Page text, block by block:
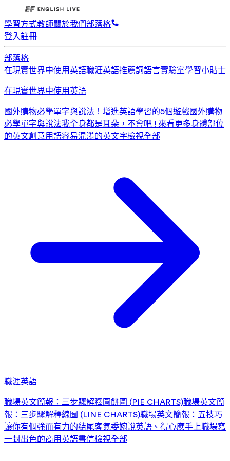
學習方式教師關於我們部落格
登入註冊
部落格
在現實世界中使用英語職涯英語推薦詞語言實驗室學習小貼士
在現實世界中使用英語
國外購物必學單字與說法！ 增進英語學習的5個遊戲國外購物
必學單字與說法我全身都是耳朵，不會吧 ! 來看更多身體部位
的英文創意用語容易混淆的英文字檢視全部
職涯英語
職場英文簡報：三步驟解釋圓餅圖 (PIE CHARTS)職場英文簡
報：三步驟解釋線圖 (LINE CHARTS)職場英文簡報：五技巧
讓你有個強而有力的結尾客氣委婉說英語、得心應手上職場寫
一封出色的商用英語書信檢視全部